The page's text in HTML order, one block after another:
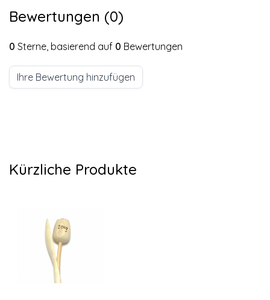
Bewertungen (0)
0 Sterne, basierend auf 0 Bewertungen
Ihre Bewertung hinzufügen
Kürzliche Produkte